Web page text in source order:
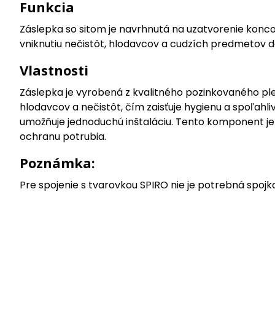
Funkcia
Záslepka so sitom je navrhnutá na uzatvorenie
vniknutiu nečistôt, hlodavcov a cudzích predmetov
Vlastnosti
Záslepka je vyrobená z kvalitného pozinkovaného
hlodavcov a nečistôt, čím zaisťuje hygienu a
umožňuje jednoduchú inštaláciu. Tento komponent
ochranu potrubia.
Poznámka:
Pre spojenie s tvarovkou SPIRO nie je potrebná